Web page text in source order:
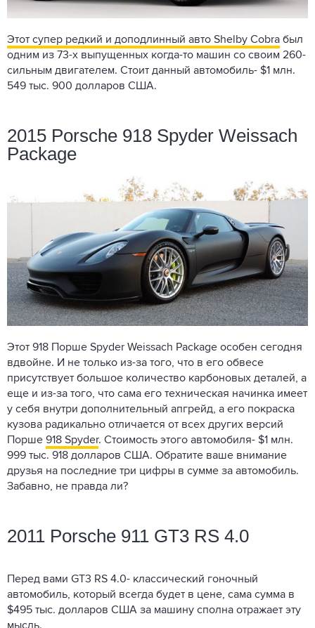
Этот супер редкий и доподлинный авто Shelby Cobra был
одним из 73-х выпущенных когда-то машин со своим 260-
сильным двигателем. Стоит данный автомобиль- $1 млн.
549 тыс. 900 долларов США.
2015 Porsche 918 Spyder Weissach
Package
Этот 918 Порше Spyder Weissach Package особен сегодня
вдвойне. И не только из-за того, что в его обвесе
присутствует большое количество карбоновых деталей, а
еще и из-за того, что сама его техническая начинка имеет
у себя внутри дополнительный апгрейд, а его покраска
кузова радикально отличается от всех других версий
Порше 918 Spyder. Стоимость этого автомобиля- $1 млн.
999 тыс. 918 долларов США. Обратите ваше внимание
друзья на последние три цифры в сумме за автомобиль.
Забавно, не правда ли?
2011 Porsche 911 GT3 RS 4.0
Перед вами GT3 RS 4.0- классический гоночный
автомобиль, который всегда будет в цене, сама сумма в
$495 тыс. долларов США за машину сполна отражает эту